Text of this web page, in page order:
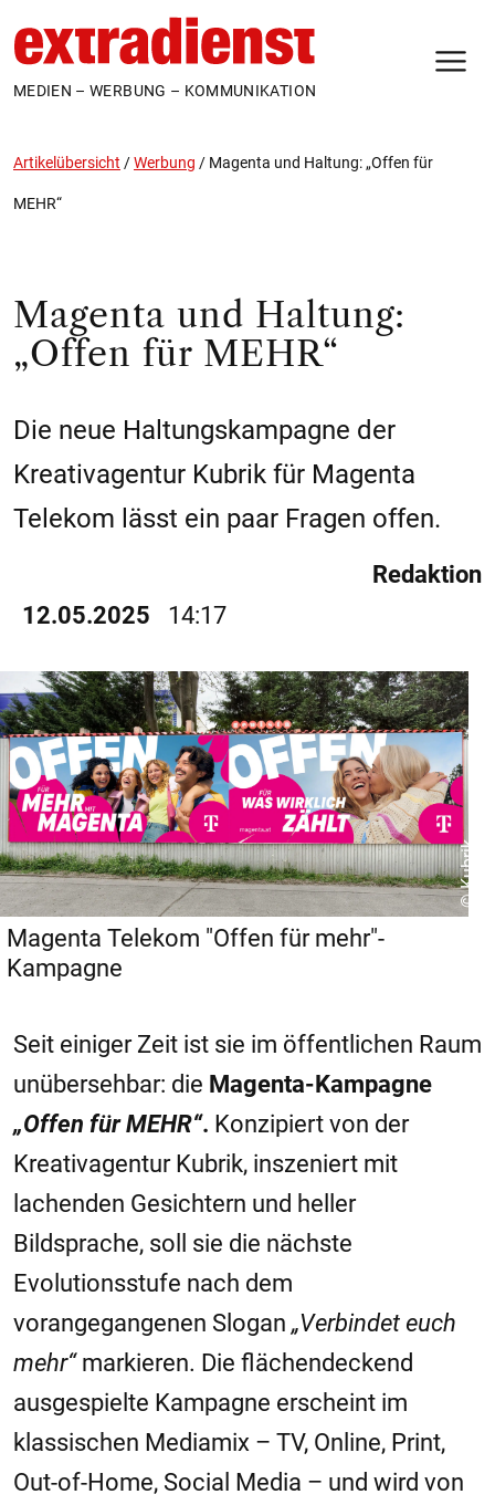
MEDIEN – WERBUNG – KOMMUNIKATION
Artikelübersicht /Werbung / Magenta und Haltung: „Offen für
MEHR“
Magenta und Haltung:
„Offen für MEHR“
Die neue Haltungskampagne der
Kreativagentur Kubrik für Magenta
Telekom lässt ein paar Fragen offen.
12.05.2025 14:17
Redaktion
© Kubrik
Magenta Telekom "Offen für mehr"-
Kampagne
Seit einiger Zeit ist sie im öffentlichen Raum
unübersehbar: die Magenta-Kampagne
„Offen für MEHR“. Konzipiert von der
Kreativagentur Kubrik, inszeniert mit
lachenden Gesichtern und heller
Bildsprache, soll sie die nächste
Evolutionsstufe nach dem
vorangegangenen Slogan „Verbindet euch
mehr“markieren. Die flächendeckend
ausgespielte Kampagne erscheint im
klassischen Mediamix – TV, Online, Print,
Out-of-Home, Social Media – und wird von